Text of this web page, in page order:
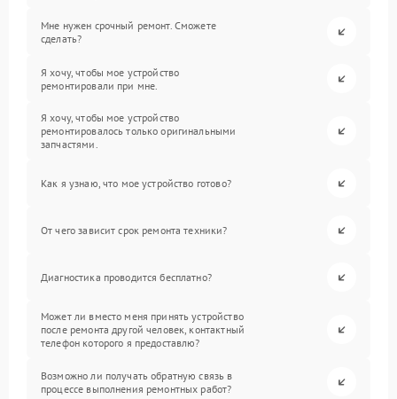
Мне нужен срочный ремонт. Сможете
сделать?
Я хочу, чтобы мое устройство
ремонтировали при мне.
Я хочу, чтобы мое устройство
ремонтировалось только оригинальными
запчастями.
Как я узнаю, что мое устройство готово?
От чего зависит срок ремонта техники?
Диагностика проводится бесплатно?
Может ли вместо меня принять устройство
после ремонта другой человек, контактный
телефон которого я предоставлю?
Возможно ли получать обратную связь в
процессе выполнения ремонтных работ?